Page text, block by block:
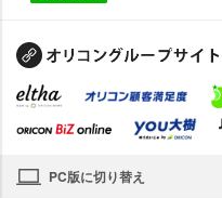
PC版に切り替え